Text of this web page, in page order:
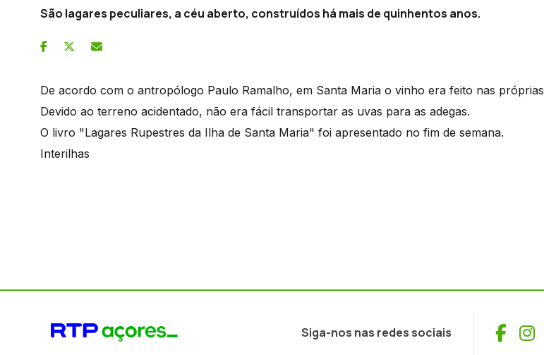
São lagares peculiares, a céu aberto, construídos há mais de quinhentos anos.
De acordo com o antropólogo Paulo Ramalho, em Santa Maria o vinho era feito nas
Devido ao terreno acidentado, não era fácil transportar as uvas para as adegas.
O livro "Lagares Rupestres da Ilha de Santa Maria" foi apresentado no fim de semana.
Interilhas
Siga-nos nas redes sociais